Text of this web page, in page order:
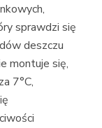
sprawdzi się
deszczu
montuje się,
7°C,